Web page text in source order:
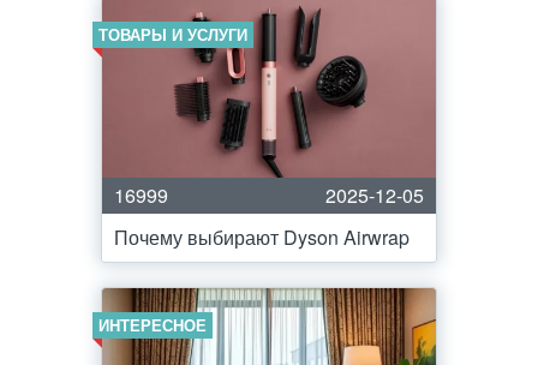
ТОВАРЫ И УСЛУГИ
16999
2025-12-05
Почему выбирают Dyson Airwrap
ИНТЕРЕСНОЕ